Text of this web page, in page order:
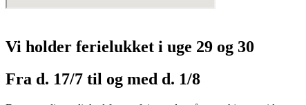
Vi holder ferielukket i uge 29 og 30
Fra d. 17/7 til og med d. 1/8